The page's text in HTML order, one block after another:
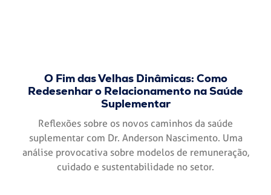
O Fim das Velhas Dinâmicas: Como
Redesenhar o Relacionamento na Saúde
Suplementar
Reflexões sobre os novos caminhos da saúde
suplementar com Dr. Anderson Nascimento. Uma
análise provocativa sobre modelos de remuneração,
cuidado e sustentabilidade no setor.